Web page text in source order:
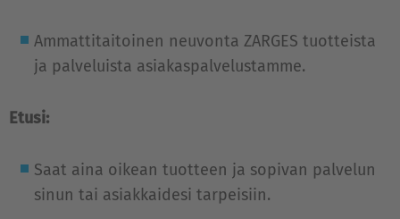
Ammattitaitoinen neuvonta ZARGES tuotteista
ja palveluista asiakaspalvelustamme.
Etusi:
Saat aina oikean tuotteen ja sopivan palvelun
sinun tai asiakkaidesi tarpeisiin.